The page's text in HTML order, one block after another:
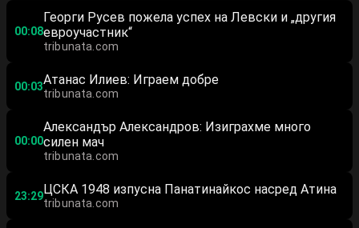
00:08
Георги Русев пожела успех на Левски и „другия
евроучастник“
tribunata.com
00:03Атанас Илиев: Играем добре
tribunata.com
00:00
Александър Александров: Изиграхме много
силен мач
tribunata.com
23:29ЦСКА 1948 изпусна Панатинайкос насред Атина
tribunata.com